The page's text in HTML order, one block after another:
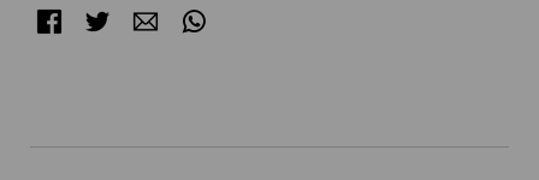
FacebookTwitter E-mail